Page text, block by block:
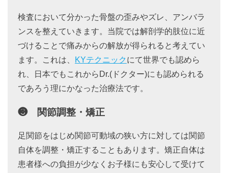
検査において分かった骨盤の歪みやズレ、アンバラ
ンスを整えていきます。当院では解剖学的肢位に近
づけることで痛みからの解放が得られると考えてい
ます。これは、
KYテクニック にて世界でも認めら
れ、日本でもこれからDr.(ドクター)にも認められる
であろう理にかなった治療法です。
❸ 関節調整・矯正
足関節をはじめ関節可動域の狭い方に対しては関節
自体を調整・矯正することもあります。矯正自体は
患者様への負担が少なくお子様にも安心して受けて